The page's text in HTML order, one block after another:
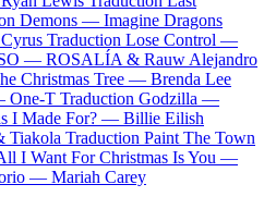
Demons — Imagine Dragons
Traduction Lose Control —
— ROSALÍA & Rauw Alejandro
Christmas Tree — Brenda Lee
One-T Traduction Godzilla —
I Made For? — Billie Eilish
Tiakola Traduction Paint The Town
I Want For Christmas Is You —
— Mariah Carey